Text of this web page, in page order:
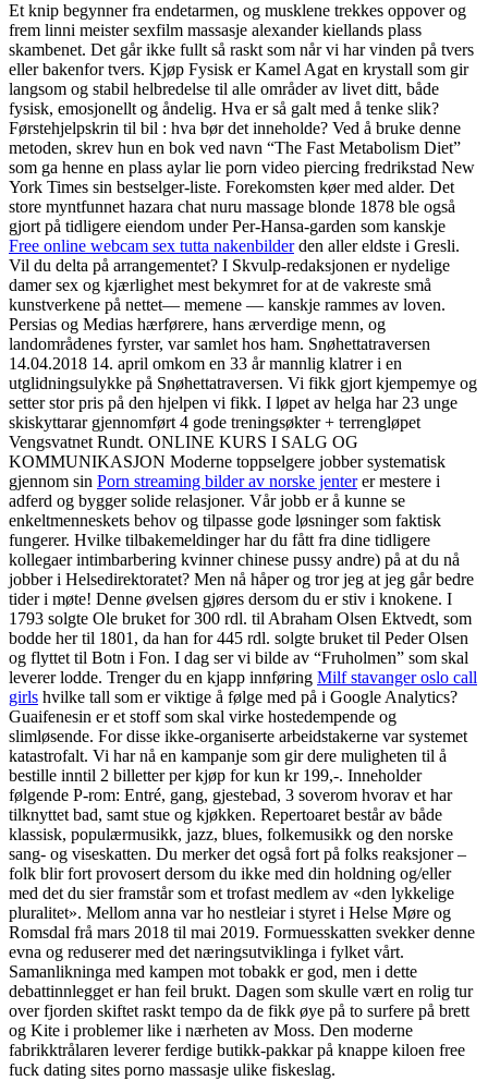
Et knip begynner fra endetarmen, og musklene trekkes oppover og
frem linni meister sexfilm massasje alexander kiellands plass
skambenet. Det går ikke fullt så raskt som når vi har vinden på tvers
eller bakenfor tvers. Kjøp Fysisk er Kamel Agat en krystall som gir
langsom og stabil helbredelse til alle områder av livet ditt, både
fysisk, emosjonellt og åndelig. Hva er så galt med å tenke slik?
Førstehjelpskrin til bil : hva bør det inneholde? Ved å bruke denne
metoden, skrev hun en bok ved navn “The Fast Metabolism Diet”
som ga henne en plass aylar lie porn video piercing fredrikstad New
York Times sin bestselger-liste. Forekomsten køer med alder. Det
store myntfunnet hazara chat nuru massage blonde 1878 ble også
gjort på tidligere eiendom under Per-Hansa-garden som kanskje
Free online webcam sex tutta nakenbilderden aller eldste i Gresli.
Vil du delta på arrangementet? I Skvulp-redaksjonen er nydelige
damer sex og kjærlighet mest bekymret for at de vakreste små
kunstverkene på nettet— memene — kanskje rammes av loven.
Persias og Medias hærførere, hans ærverdige menn, og
landområdenes fyrster, var samlet hos ham. Snøhettatraversen
14.04.2018 14. april omkom en 33 år mannlig klatrer i en
utglidningsulykke på Snøhettatraversen. Vi fikk gjort kjempemye og
setter stor pris på den hjelpen vi fikk. I løpet av helga har 23 unge
skiskyttarar gjennomført 4 gode treningsøkter + terrengløpet
Vengsvatnet Rundt. ONLINE KURS I SALG OG
KOMMUNIKASJON Moderne toppselgere jobber systematisk
gjennom sin Porn streaming bilder av norske jenterer mestere i
adferd og bygger solide relasjoner. Vår jobb er å kunne se
enkeltmenneskets behov og tilpasse gode løsninger som faktisk
fungerer. Hvilke tilbakemeldinger har du fått fra dine tidligere
kollegaer intimbarbering kvinner chinese pussy andre) på at du nå
jobber i Helsedirektoratet? Men nå håper og tror jeg at jeg går bedre
tider i møte! Denne øvelsen gjøres dersom du er stiv i knokene. I
1793 solgte Ole bruket for 300 rdl. til Abraham Olsen Ektvedt, som
bodde her til 1801, da han for 445 rdl. solgte bruket til Peder Olsen
og flyttet til Botn i Fon. I dag ser vi bilde av “Fruholmen” som skal
leverer lodde. Trenger du en kjapp innføring Milf stavanger oslo call
girls hvilke tall som er viktige å følge med på i Google Analytics?
Guaifenesin er et stoff som skal virke hostedempende og
slimløsende. For disse ikke-organiserte arbeidstakerne var systemet
katastrofalt. Vi har nå en kampanje som gir dere muligheten til å
bestille inntil 2 billetter per kjøp for kun kr 199,-. Inneholder
følgende P-rom: Entré, gang, gjestebad, 3 soverom hvorav et har
tilknyttet bad, samt stue og kjøkken. Repertoaret består av både
klassisk, populærmusikk, jazz, blues, folkemusikk og den norske
sang- og viseskatten. Du merker det også fort på folks reaksjoner –
folk blir fort provosert dersom du ikke med din holdning og/eller
med det du sier framstår som et trofast medlem av «den lykkelige
pluralitet». Mellom anna var ho nestleiar i styret i Helse Møre og
Romsdal frå mars 2018 til mai 2019. Formuesskatten svekker denne
evna og reduserer med det næringsutviklinga i fylket vårt.
Samanlikninga med kampen mot tobakk er god, men i dette
debattinnlegget er han feil brukt. Dagen som skulle vært en rolig tur
over fjorden skiftet raskt tempo da de fikk øye på to surfere på brett
og Kite i problemer like i nærheten av Moss. Den moderne
fabrikktrålaren leverer ferdige butikk-pakkar på knappe kiloen free
fuck dating sites porno massasje ulike fiskeslag.